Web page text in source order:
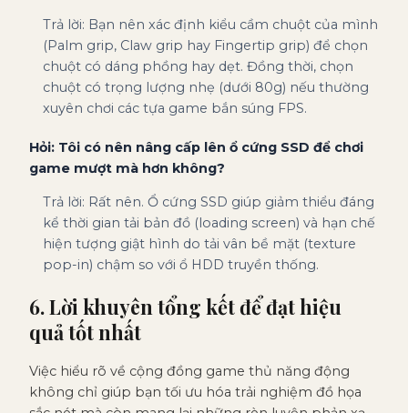
Trả lời: Bạn nên xác định kiểu cầm chuột của mình
(Palm grip, Claw grip hay Fingertip grip) để chọn
chuột có dáng phồng hay dẹt. Đồng thời, chọn
chuột có trọng lượng nhẹ (dưới 80g) nếu thường
xuyên chơi các tựa game bắn súng FPS.
Hỏi: Tôi có nên nâng cấp lên ổ cứng SSD để chơi
game mượt mà hơn không?
Trả lời: Rất nên. Ổ cứng SSD giúp giảm thiểu đáng
kể thời gian tải bản đồ (loading screen) và hạn chế
hiện tượng giật hình do tải vân bề mặt (texture
pop-in) chậm so với ổ HDD truyền thống.
6. Lời khuyên tổng kết để đạt hiệu
quả tốt nhất
Việc hiểu rõ về cộng đồng game thủ năng động
không chỉ giúp bạn tối ưu hóa trải nghiệm đồ họa